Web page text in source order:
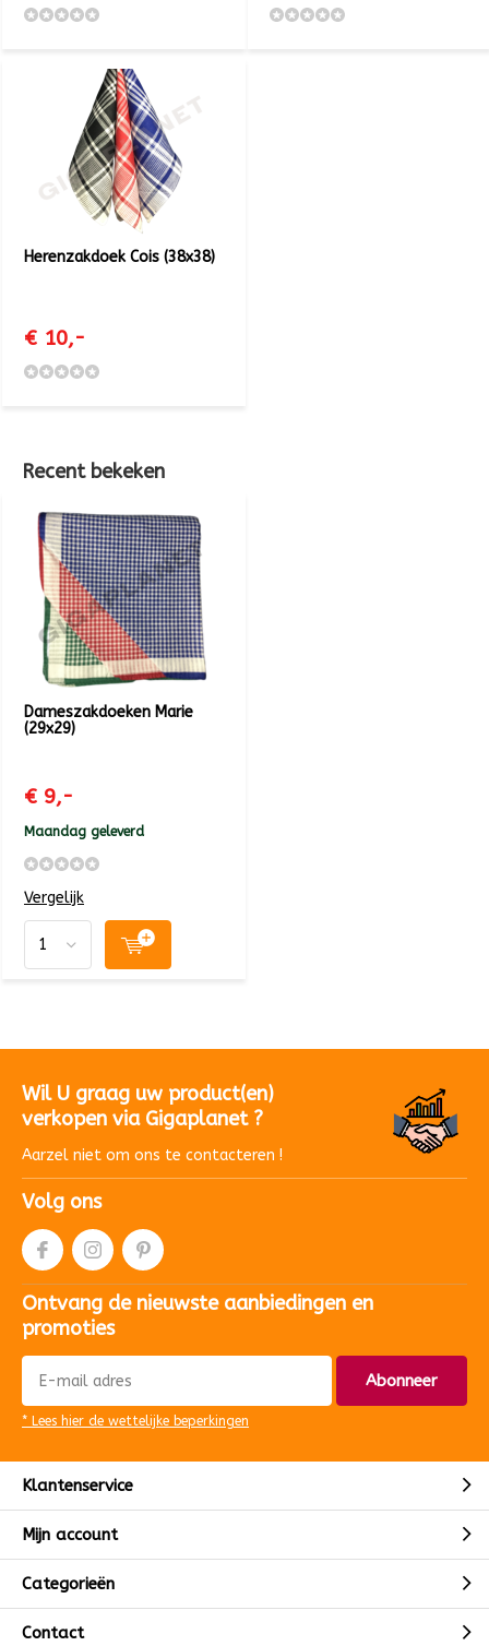
Herenzakdoek Cois (38x38)
€ 10,-
Recent bekeken
Dameszakdoeken Marie
(29x29)
€ 9,-
Maandag geleverd
Vergelijk
Wil U graag uw product(en)
verkopen via Gigaplanet ?
Aarzel niet om ons te contacteren !
Volg ons
Ontvang de nieuwste aanbiedingen en
promoties
Abonneer
* Lees hier de wettelijke beperkingen
Klantenservice
Mijn account
Categorieën
Contact